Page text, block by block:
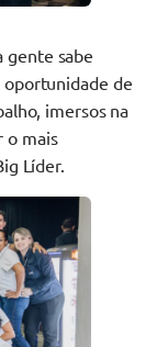
gente sabe
oportunidade de
imersos na
o mais
Líder.